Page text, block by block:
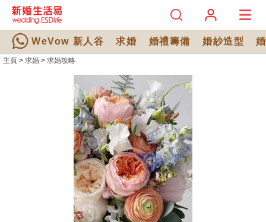
WeVow 新人谷 求婚 婚禮籌備 婚紗造型
主頁 > 求婚 > 求婚攻略